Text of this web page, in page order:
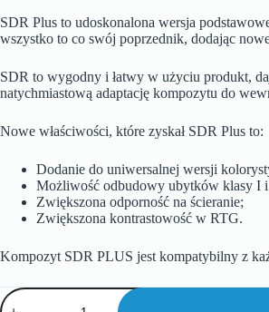
SDR Plus to udoskonalona wersja
wszystko to co swój poprzednik, dodając
SDR to wygodny i łatwy w użyciu produkt,
natychmiastową adaptację kompozytu do
Nowe właściwości, które zyskał SDR Plus to:
Dodanie do uniwersalnej wersji
Możliwość odbudowy ubytków klasy I
Zwiększona odporność na ścieranie;
Zwiększona kontrastowość w RTG.
Kompozyt SDR PLUS jest kompatybilny z